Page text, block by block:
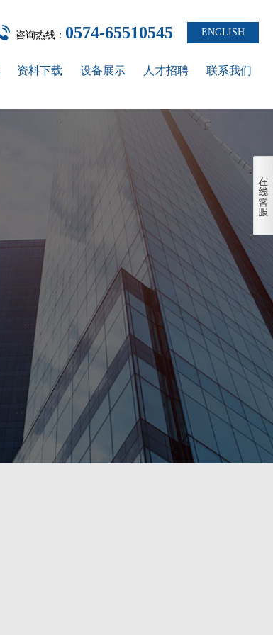
ENGLISH
咨询热线： 0574-65510545
资料下载 设备展示 人才招聘 联系我们